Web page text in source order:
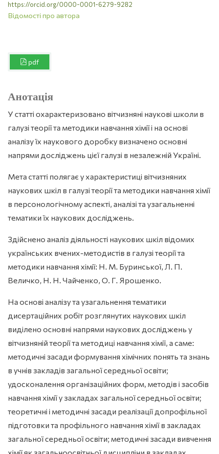
https://orcid.org/0000-0001-6279-9282
Відомості про автора
pdf
Анотація
У статті охарактеризовано вітчизняні наукові школи в
галузі теорії та методики навчання хімії і на основі
аналізу їх наукового доробку визначено основні
напрями досліджень цієї галузі в незалежній Україні.
Мета статті полягає у характеристиці вітчизняних
наукових шкіл в галузі теорії та методики навчання хімії
в персонологічному аспекті, аналізі та узагальненні
тематики їх наукових досліджень.
Здійснено аналіз діяльності наукових шкіл відомих
українських вчених-методистів в галузі теорії та
методики навчання хімії: Н. М. Буринської, Л. П.
Величко, Н. Н. Чайченко, О. Г. Ярошенко.
На основі аналізу та узагальнення тематики
дисертаційних робіт розглянутих наукових шкіл
виділено основні напрями наукових досліджень у
вітчизняній теорії та методиці навчання хімії, а саме:
методичні засади формування хімічних понять та знань
в учнів закладів загальної середньої освіти;
удосконалення організаційних форм, методів і засобів
навчання хімії у закладах загальної середньої освіти;
теоретичні і методичні засади реалізації допрофільної
підготовки та профільного навчання хімії в закладах
загальної середньої освіти; методичні засади вивчення